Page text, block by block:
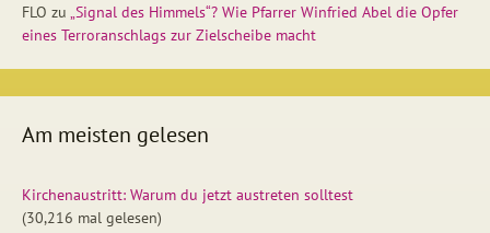
FLO zu „Signal des Himmels“? Wie Pfarrer Winfried Abel die Opfer
eines Terroranschlags zur Zielscheibe macht
Am meisten gelesen
Kirchenaustritt: Warum du jetzt austreten solltest
(30,216 mal gelesen)